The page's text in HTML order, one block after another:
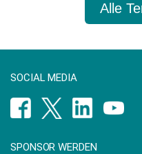
Alle
SOCIAL MEDIA
SPONSOR WERDEN